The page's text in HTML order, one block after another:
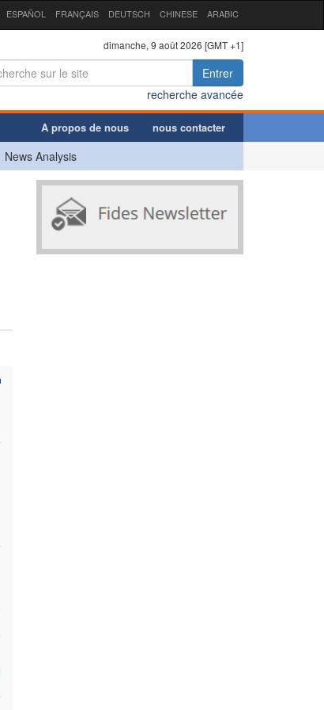
ESPAÑOL FRANÇAIS DEUTSCH CHINESE ARABIC
dimanche, 9 août 2026 [GMT +1]
Entrer
recherche avancée
A propos de nous nous contacter
News Analysis